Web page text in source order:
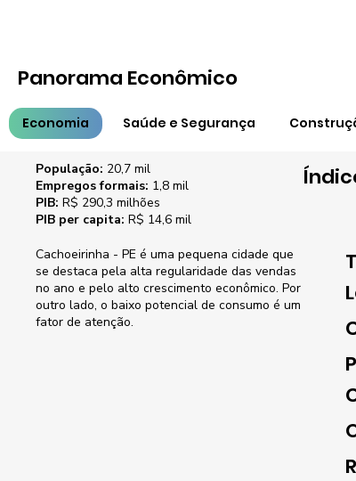
Características
Cachoeirinha - PE é uma pequena cidade que
se destaca pela alta regularidade das vendas
no ano e pelo alto crescimento econômico. Por
outro lado, o baixo potencial de consumo é um
fator de atenção.
População: 20,7 mil
Empregos formais: 1,8 mil
PIB: R$ 290,3 milhões
PIB per capita: R$ 14,6 mil
Economia Saúde e Segurança
Panorama Econômico